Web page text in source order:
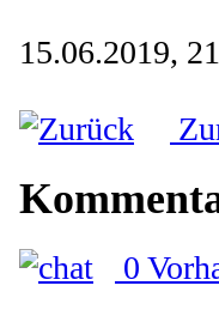
15.06.2019,
0